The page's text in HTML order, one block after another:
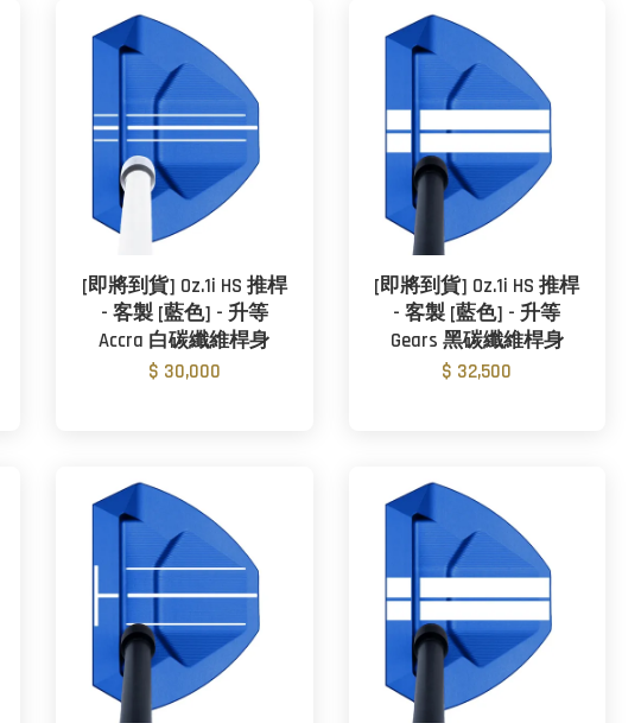
[即將到貨] Oz.1i HS 推桿
- 客製 [藍色] - 升等
Accra 白碳纖維桿身
$ 30,000
[即將到貨] Oz.1i HS 推桿
- 客製 [藍色] - 升等
Gears 黑碳纖維桿身
$ 32,500